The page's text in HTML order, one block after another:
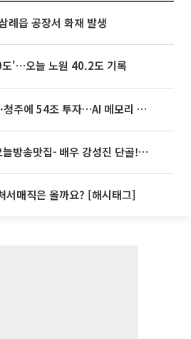
례읍 공장서 화재 발생
'…오늘 노원 40.2도 기록
SK하이닉스, 용인·청주에 54조 투자…AI 메모리 생산기지 키운다
'2TV 생생정보' 오늘방송맛집- 배우 강성진 단골! 쌀국수ㆍ푸팟퐁 커리 맛집 '블○○○'
서매직은 올까요? [해시태그]